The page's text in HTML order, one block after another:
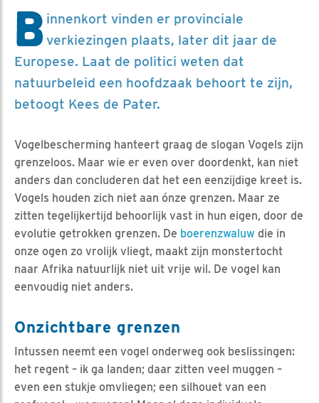
B innenkort vinden er provinciale
verkiezingen plaats, later dit jaar de
Europese. Laat de politici weten dat
natuurbeleid een hoofdzaak behoort te zijn,
betoogt Kees de Pater.
Vogelbescherming hanteert graag de slogan Vogels zijn
grenzeloos. Maar wie er even over doordenkt, kan niet
anders dan concluderen dat het een eenzijdige kreet is.
Vogels houden zich niet aan ónze grenzen. Maar ze
zitten tegelijkertijd behoorlijk vast in hun eigen, door de
evolutie getrokken grenzen. De boerenzwaluw die in
onze ogen zo vrolijk vliegt, maakt zijn monstertocht
naar Afrika natuurlijk niet uit vrije wil. De vogel kan
eenvoudig niet anders.
Onzichtbare grenzen
Intussen neemt een vogel onderweg ook beslissingen:
het regent – ik ga landen; daar zitten veel muggen –
even een stukje omvliegen; een silhouet van een